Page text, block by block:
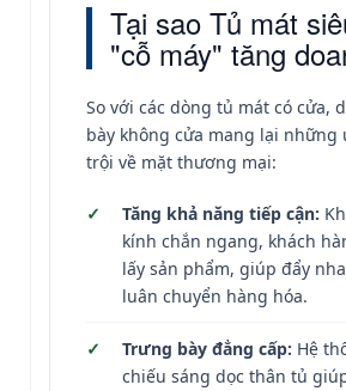
Tại sao Tủ mát
"cỗ máy" tăng
So với các dòng tủ mát có cửa,
bày không cửa mang lại những
trội về mặt thương mại:
Tăng khả năng tiếp cận:
kính chắn ngang, khách
lấy sản phẩm, giúp đẩy
luân chuyển hàng hóa.
Trưng bày đẳng cấp: Hệ
chiếu sáng dọc thân tủ